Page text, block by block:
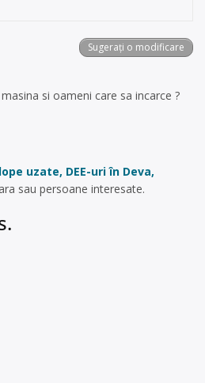
Sugerați o modificare
si oameni care sa incarce ?
uzate, DEE-uri în Deva,
sau persoane interesate.